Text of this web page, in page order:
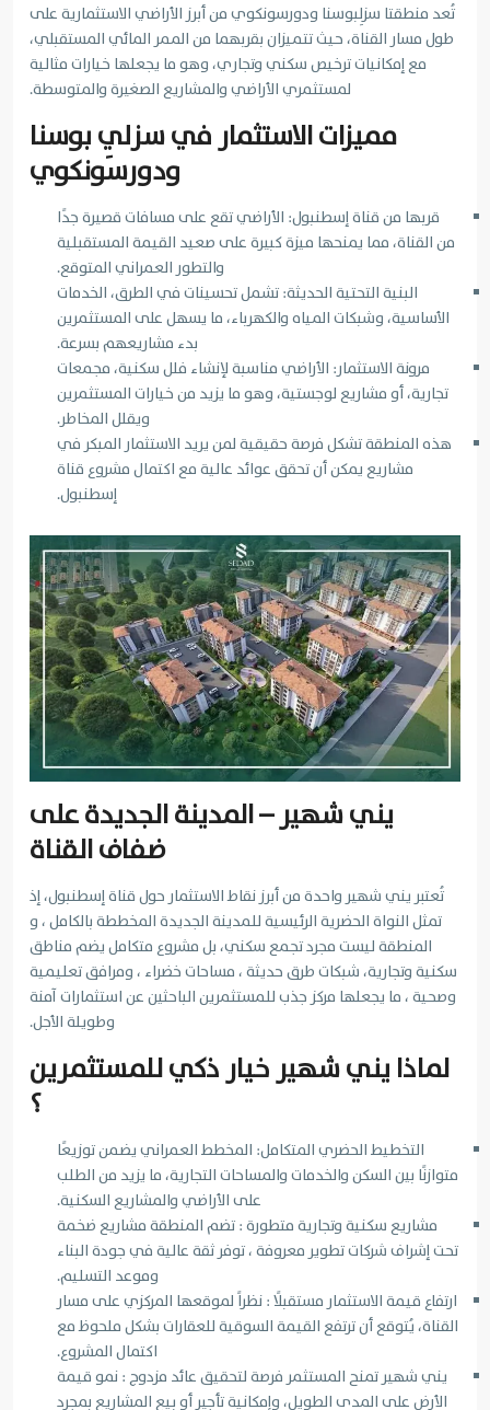
تُعد منطقتا سزلِبوسنا ودورسونكوي من أبرز الأراضي الاستثمارية على
طول مسار القناة، حيث تتميزان بقربهما من الممر المائي المستقبلي،
مع إمكانيات ترخيص سكني وتجاري، وهو ما يجعلها خيارات مثالية
لمستثمري الأراضي والمشاريع الصغيرة والمتوسطة.
مميزات الاستثمار في سزلِي بوسنا
ودورسونكوي
قربها من قناة إسطنبول: الأراضي تقع على مسافات قصيرة جدًا
من القناة، مما يمنحها ميزة كبيرة على صعيد القيمة المستقبلية
والتطور العمراني المتوقع.
البنية التحتية الحديثة: تشمل تحسينات في الطرق، الخدمات
الأساسية، وشبكات المياه والكهرباء، ما يسهل على المستثمرين
بدء مشاريعهم بسرعة.
مرونة الاستثمار: الأراضي مناسبة لإنشاء فلل سكنية، مجمعات
تجارية، أو مشاريع لوجستية، وهو ما يزيد من خيارات المستثمرين
ويقلل المخاطر.
هذه المنطقة تشكل فرصة حقيقية لمن يريد الاستثمار المبكر في
مشاريع يمكن أن تحقق عوائد عالية مع اكتمال مشروع قناة
إسطنبول.
يني شهير – المدينة الجديدة على
ضفاف القناة
تُعتبر يني شهير واحدة من أبرز نقاط الاستثمار حول قناة إسطنبول، إذ
تمثل النواة الحضرية الرئيسية للمدينة الجديدة المخططة بالكامل ، و
المنطقة ليست مجرد تجمع سكني، بل مشروع متكامل يضم مناطق
سكنية وتجارية، شبكات طرق حديثة ، مساحات خضراء ، ومرافق تعليمية
وصحية ، ما يجعلها مركز جذب للمستثمرين الباحثين عن استثمارات آمنة
وطويلة الأجل.
لماذا يني شهير خيار ذكي للمستثمرين
؟
التخطيط الحضري المتكامل: المخطط العمراني يضمن توزيعًا
متوازنًا بين السكن والخدمات والمساحات التجارية، ما يزيد من الطلب
على الأراضي والمشاريع السكنية.
مشاريع سكنية وتجارية متطورة : تضم المنطقة مشاريع ضخمة
تحت إشراف شركات تطوير معروفة ، توفر ثقة عالية في جودة البناء
وموعد التسليم.
ارتفاع قيمة الاستثمار مستقبلًا : نظراً لموقعها المركزي على مسار
القناة، يُتوقع أن ترتفع القيمة السوقية للعقارات بشكل ملحوظ مع
اكتمال المشروع.
يني شهير تمنح المستثمر فرصة لتحقيق عائد مزدوج : نمو قيمة
الأرض على المدى الطويل، وإمكانية تأجير أو بيع المشاريع بمجرد